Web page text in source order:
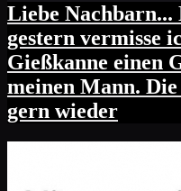
Liebe Nachbarn...
gestern vermisse
Gießkanne einen
meinen Mann.
gern wieder